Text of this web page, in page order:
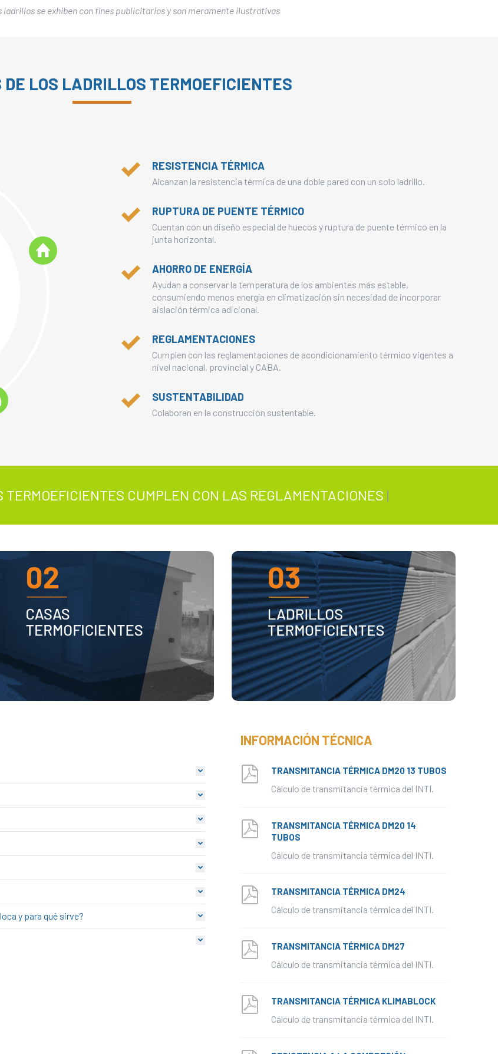
ladrillos se exhiben con fines publicitarios y son meramente ilustrativas
DE LOS LADRILLOS TERMOEFICIENTES
RESISTENCIA TÉRMICA
Alcanzan la resistencia térmica de una doble pared con un solo ladrillo.
RUPTURA DE PUENTE TÉRMICO
Cuentan con un diseño especial de huecos y ruptura de puente térmico en la
junta horizontal.
AHORRO DE ENERGÍA
Ayudan a conservar la temperatura de los ambientes más estable,
consumiendo menos energía en climatización sin necesidad de incorporar
aislación térmica adicional.
REGLAMENTACIONES
Cumplen con las reglamentaciones de acondicionamiento térmico vigentes a
nivel nacional, provincial y CABA.
SUSTENTABILIDAD
Colaboran en la construcción sustentable.
CUMPLEN CON LAS REGLAMENTACIONES DE
|
BAJO COSTO, CORTO PLAZO Y EFICIENCIA
BENEFICIOS DE LOS LADRILLOS
CERÁMICOS HUECOS TERMOEFICIENTES
VER PDF
INFORMACIÓN TÉCNICA
Cálculo de transmitancia térmica del INTI.
TRANSMITANCIA TÉRMICA DM20 14
Cálculo de transmitancia térmica del INTI.
Cálculo de transmitancia térmica del INTI.
Cálculo de transmitancia térmica del INTI.